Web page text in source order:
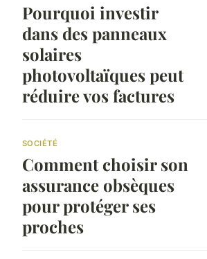
Pourquoi investir
dans des panneaux
solaires
photovoltaïques peut
réduire vos factures
SOCIÉTÉ
Comment choisir son
assurance obsèques
pour protéger ses
proches